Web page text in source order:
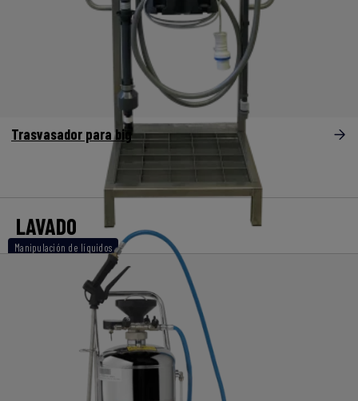
Manipulación de líquidos
Trasvasador para big
LAVADO